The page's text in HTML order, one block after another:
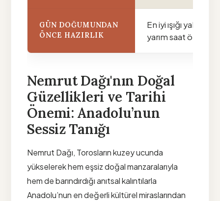
GÜN DOĞUMUNDAN
ÖNCE HAZIRLIK
En iyi ışığı
yarım saat
Nemrut Dağı'nın Doğal
Güzellikleri ve Tarihi
Önemi: Anadolu’nun
Sessiz Tanığı
Nemrut Dağı, Torosların kuzey ucunda
yükselerek hem eşsiz doğal manzaralarıyla
hem de barındırdığı anıtsal kalıntılarla
Anadolu’nun en değerli kültürel miraslarından